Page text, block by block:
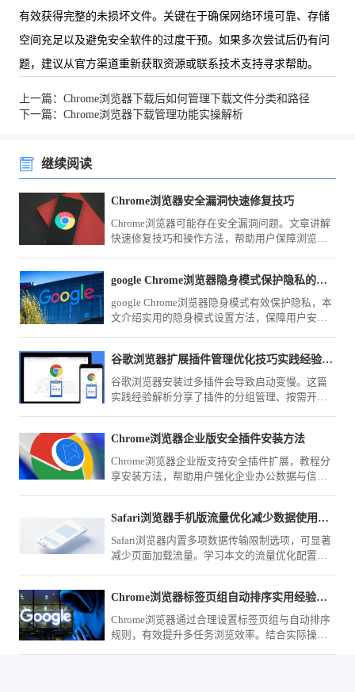
有效获得完整的未损坏文件。关键在于确保网络环境可靠、存储
空间充足以及避免安全软件的过度干预。如果多次尝试后仍有问
题，建议从官方渠道重新获取资源或联系技术支持寻求帮助。
上一篇：Chrome浏览器下载后如何管理下载文件分类和路径
下一篇：Chrome浏览器下载管理功能实操解析
继续阅读
Chrome浏览器安全漏洞快速修复技巧
Chrome浏览器可能存在安全漏洞问题。文章讲解
快速修复技巧和操作方法，帮助用户保障浏览器
google Chrome浏览器隐身模式保护隐私的实用方法
google Chrome浏览器隐身模式有效保护隐私，本
文介绍实用的隐身模式设置方法，保障用户安全
谷歌浏览器扩展插件管理优化技巧实践经验解析
谷歌浏览器安装过多插件会导致启动变慢。这篇
实践经验解析分享了插件的分组管理、按需开启
大幅降低系统后台常驻负载。通过优化管理，让
您的浏览器在保持功能强大的同时，依然拥有极
快的响应速度。
Chrome浏览器企业版安全插件安装方法
Chrome浏览器企业版支持安全插件扩展，教程分
享安装方法，帮助用户强化企业办公数据与信息
Safari浏览器手机版流量优化减少数据使用方法
Safari浏览器内置多项数据传输限制选项，可显著
减少页面加载流量。学习本文的流量优化配置指
Chrome浏览器标签页组自动排序实用经验分享
Chrome浏览器通过合理设置标签页组与自动排序
规则，有效提升多任务浏览效率。结合实际操作